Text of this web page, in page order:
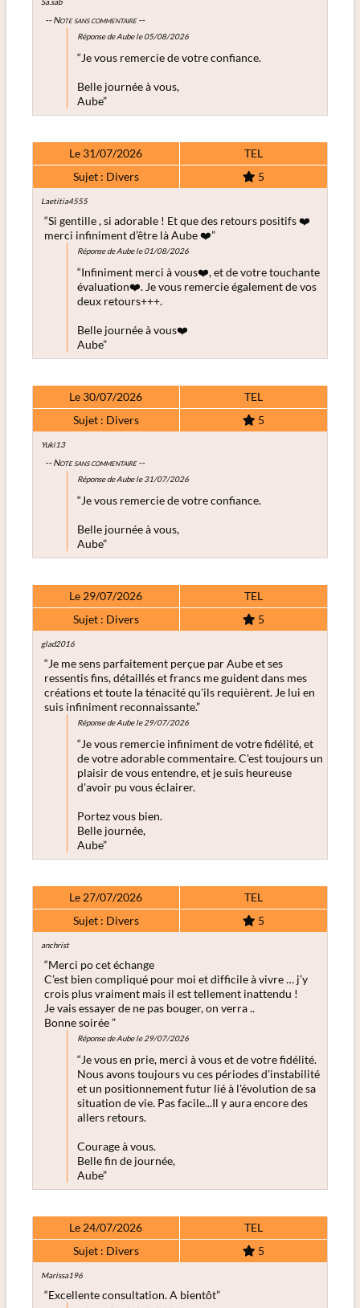
-- Note sans commentaire --
Réponse de Aube le 05/08/2026
“Je vous remercie de votre confiance.
Belle journée à vous,
Aube”
Le 31/07/2026
TEL
Sujet : Divers
5
Laetitia4555
“Si gentille , si adorable ! Et que des retours positifs ❤️
merci infiniment d’être là Aube ❤️”
Réponse de Aube le 01/08/2026
“Infiniment merci à vous❤️, et de votre touchante
évaluation❤️. Je vous remercie également de vos
deux retours+++.
Belle journée à vous❤️
Aube”
Le 30/07/2026
TEL
Sujet : Divers
5
Yuki13
-- Note sans commentaire --
Réponse de Aube le 31/07/2026
“Je vous remercie de votre confiance.
Belle journée à vous,
Aube”
Le 29/07/2026
TEL
Sujet : Divers
5
glad2016
“Je me sens parfaitement perçue par Aube et ses
ressentis fins, détaillés et francs me guident dans mes
créations et toute la ténacité qu'ils requièrent. Je lui en
suis infiniment reconnaissante.”
Réponse de Aube le 29/07/2026
“Je vous remercie infiniment de votre fidélité, et
de votre adorable commentaire. C'est toujours un
plaisir de vous entendre, et je suis heureuse
d'avoir pu vous éclairer.
Portez vous bien.
Belle journée,
Aube”
Le 27/07/2026
TEL
Sujet : Divers
5
anchrist
“Merci po cet échange
C’est bien compliqué pour moi et difficile à vivre … j’y
crois plus vraiment mais il est tellement inattendu !
Je vais essayer de ne pas bouger, on verra ..
Bonne soirée ”
Réponse de Aube le 29/07/2026
“Je vous en prie, merci à vous et de votre fidélité.
Nous avons toujours vu ces périodes d'instabilité
et un positionnement futur lié à l'évolution de sa
situation de vie. Pas facile...Il y aura encore des
allers retours.
Courage à vous.
Belle fin de journée,
Aube”
Le 24/07/2026
TEL
Sujet : Divers
5
Marissa196
“Excellente consultation. A bientôt”